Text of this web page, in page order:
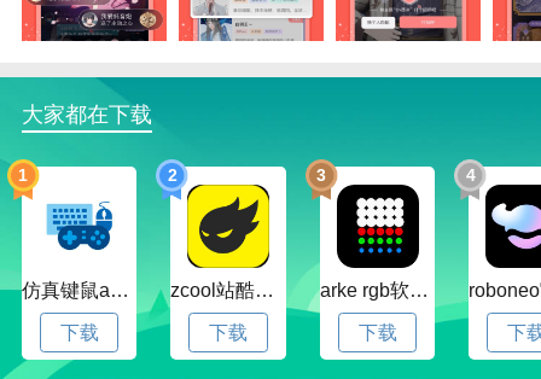
大家都在下载
1
仿真键鼠app官方版下载v1.4.3.58 安卓最新版
下载
2
zcool站酷官方版下载v5.15.0 安卓最新版本
下载
3
arke rgb软件下载v20.0 安卓版
下载
4
下